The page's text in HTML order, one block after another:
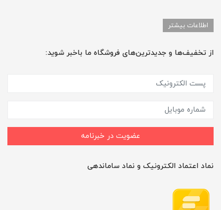
اطلاعات بیشتر
از تخفیف‌ها و جدیدترین‌های فروشگاه ما باخبر شوید:
عضویت در خبرنامه
نماد اعتماد الکترونیک و نماد ساماندهی